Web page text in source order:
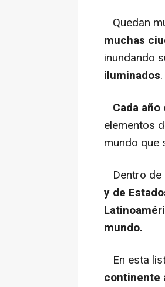
Quedan
muchas
inundando
iluminados.
Cada
elementos
mundo que
Dentro
y de
mundo.
En esta
continente